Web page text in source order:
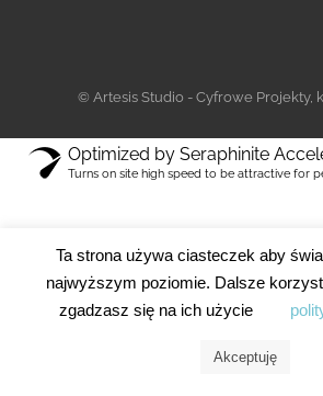
© Artesis Studio - Cyfrowe Projekty,
Ta strona używa ciasteczek aby
najwyższym poziomie. Dalsze
zgadzasz się na ich użycie
Akceptuję
Optimized by Seraphinite
Turns on site high speed to be attractive for